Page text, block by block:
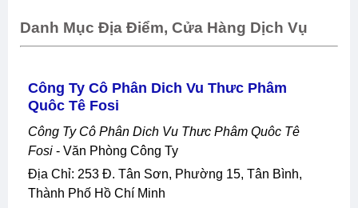
Danh Mục Địa Điểm, Cửa Hàng Dịch Vụ
Công Ty Cô Phân Dich Vu Thưc Phâm
Quôc Tê Fosi
Công Ty Cô Phân Dich Vu Thưc Phâm Quôc Tê
Fosi - Văn Phòng Công Ty
Địa Chỉ: 253 Đ. Tân Sơn, Phường 15, Tân Bình,
Thành Phố Hồ Chí Minh